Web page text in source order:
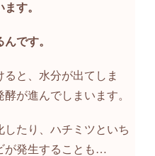
す。
です。
と、水分が出てしま
が進んでしまいます。
たり、ハチミツといち
が発生することも…